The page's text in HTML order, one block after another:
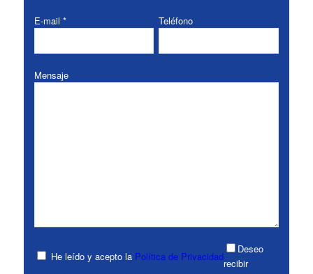
E-mail * Teléfono
Mensaje
He leído y acepto la Política de Privacidad
Deseo
recibir